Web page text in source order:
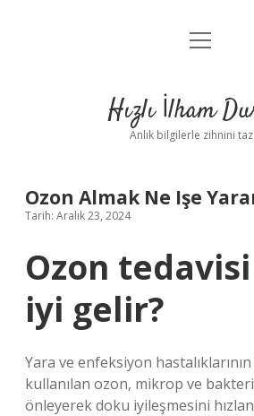
Anasayfa
Yasal Uyarı
menüyü
Hızlı İlham
Anlık bilgilerle zihnini
Ozon Almak Ne Işe
Tarih: Aralık 23, 2024
Ozon
iyi gelir?
Yara ve enfeksiyon
kullanılan ozon, mikrop ve
önleyerek doku iyileşmesini